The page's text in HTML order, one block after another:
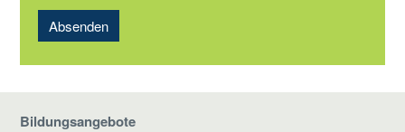
Absenden
Bildungsangebote